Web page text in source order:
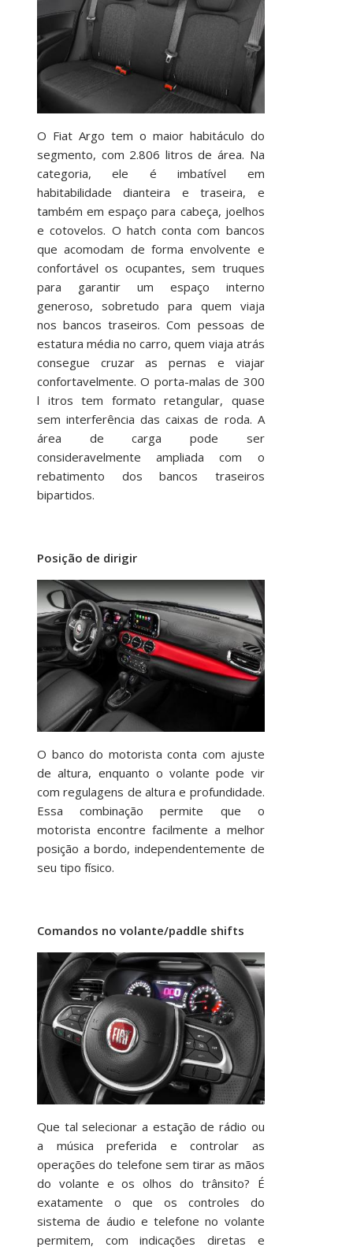
O Fiat Argo tem o maior habitáculo do
segmento, com 2.806 litros de área. Na
categoria, ele é imbatível em
habitabilidade dianteira e traseira, e
também em espaço para cabeça, joelhos
e cotovelos. O hatch conta com bancos
que acomodam de forma envolvente e
confortável os ocupantes, sem truques
para garantir um espaço interno
generoso, sobretudo para quem viaja
nos bancos traseiros. Com pessoas de
estatura média no carro, quem viaja atrás
consegue cruzar as pernas e viajar
confortavelmente. O porta-malas de 300
l itros tem formato retangular, quase
sem interferência das caixas de roda. A
área de carga pode ser
consideravelmente ampliada com o
rebatimento dos bancos traseiros
bipartidos.
Posição de dirigir
O banco do motorista conta com ajuste
de altura, enquanto o volante pode vir
com regulagens de altura e profundidade.
Essa combinação permite que o
motorista encontre facilmente a melhor
posição a bordo, independentemente de
seu tipo físico.
Comandos no volante/paddle shifts
Que tal selecionar a estação de rádio ou
a música preferida e controlar as
operações do telefone sem tirar as mãos
do volante e os olhos do trânsito? É
exatamente o que os controles do
sistema de áudio e telefone no volante
permitem, com indicações diretas e